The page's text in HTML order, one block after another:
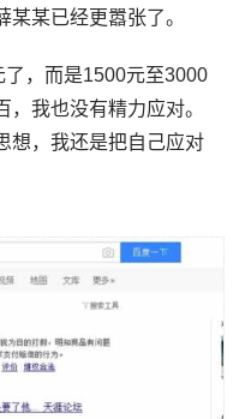
某已经更嚣张了。
，而是1500元至3000
我也没有精力应对。
想，我还是把自己应对